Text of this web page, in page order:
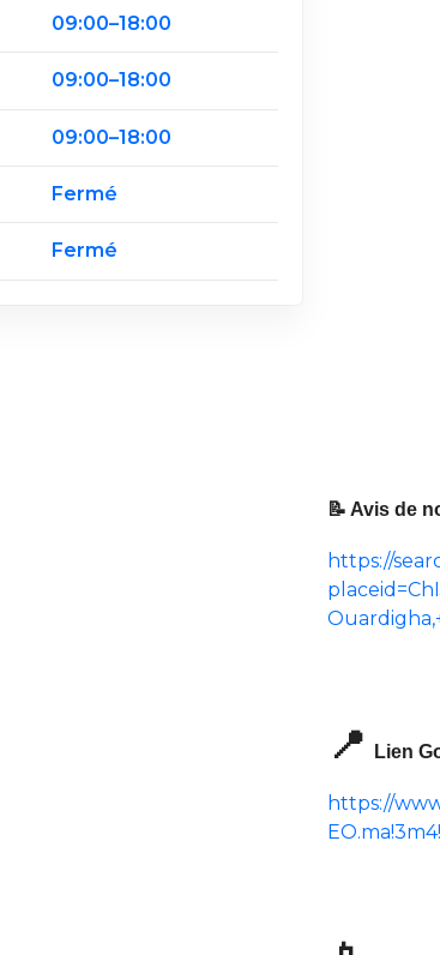
09:00–18:00
09:00–18:00
09:00–18:00
Fermé
Fermé
📝 Avis de
https://
📍 Lien
https://